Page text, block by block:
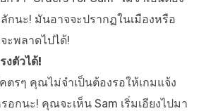
กนะ! มันอาจจะปรากฏในเมืองหรือ
ะพลาดไปได้!
งตัวได้!
ตรๆ คุณไม่จำเป็นต้องรอให้เกมแจ้ง
อกนะ! คุณจะเห็น Sam เริ่มเอียงไปมา